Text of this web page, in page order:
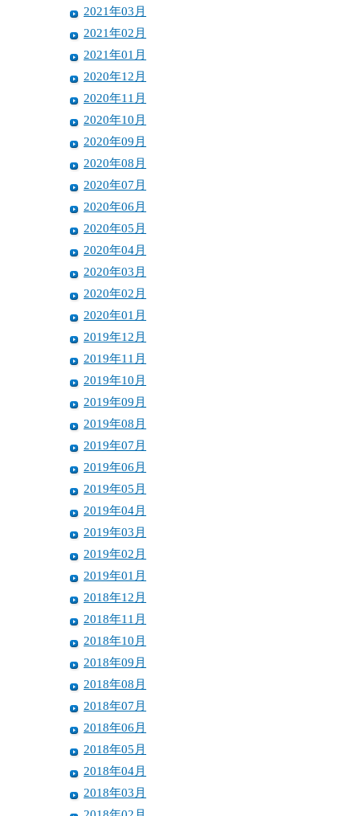
2021年03月
2021年02月
2021年01月
2020年12月
2020年11月
2020年10月
2020年09月
2020年08月
2020年07月
2020年06月
2020年05月
2020年04月
2020年03月
2020年02月
2020年01月
2019年12月
2019年11月
2019年10月
2019年09月
2019年08月
2019年07月
2019年06月
2019年05月
2019年04月
2019年03月
2019年02月
2019年01月
2018年12月
2018年11月
2018年10月
2018年09月
2018年08月
2018年07月
2018年06月
2018年05月
2018年04月
2018年03月